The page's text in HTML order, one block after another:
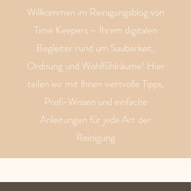
Willkommen im Reinigungsblog von
Time Keepers – Ihrem digitalen
Begleiter rund um Sauberkeit,
Ordnung und Wohlfühlräume! Hier
teilen wir mit Ihnen wertvolle Tipps,
Profi-Wissen und einfache
Anleitungen für jede Art der
Reinigung